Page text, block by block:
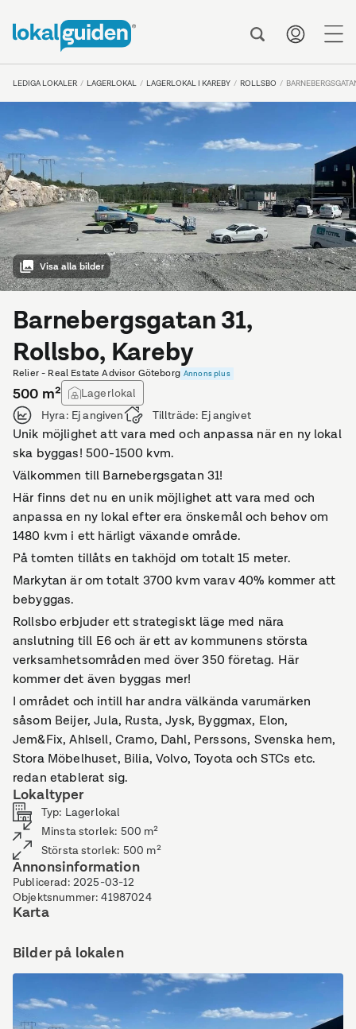
LEDIGA LOKALER LAGERLOKAL LAGERLOKAL I KAREBY ROLLSBO
Visa alla bilder
Barnebergsgatan 31,
Rollsbo, Kareby
Relier - Real Estate Advisor Göteborg Annons plus
500 m²
Lagerlokal
Hyra: Ej angiven Tillträde: Ej angivet
Unik möjlighet att vara med och anpassa när en ny lokal
ska byggas! 500-1500 kvm.
Välkommen till Barnebergsgatan 31!
Här finns det nu en unik möjlighet att vara med och
anpassa en ny lokal efter era önskemål och behov om
1480 kvm i ett härligt växande område.
På tomten tillåts en takhöjd om totalt 15 meter.
Markytan är om totalt 3700 kvm varav 40% kommer att
bebyggas.
Rollsbo erbjuder ett strategiskt läge med nära
anslutning till E6 och är ett av kommunens största
verksamhetsområden med över 350 företag. Här
kommer det även byggas mer!
I området och intill har andra välkända varumärken
såsom Beijer, Jula, Rusta, Jysk, Byggmax, Elon,
Jem&Fix, Ahlsell, Cramo, Dahl, Perssons, Svenska hem,
Stora Möbelhuset, Bilia, Volvo, Toyota och STCs etc.
redan etablerat sig.
Lokaltyper
Typ: Lagerlokal
Minsta storlek: 500 m²
Största storlek: 500 m²
Annonsinformation
Publicerad: 2025-03-12
Objektsnummer:41987024
Karta
Bilder på lokalen